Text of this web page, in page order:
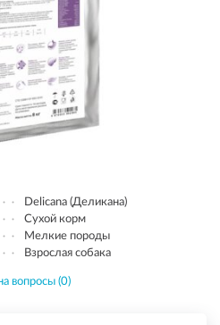
Delicana (Деликана)
Сухой корм
Мелкие породы
Взрослая собака
вопросы (0)